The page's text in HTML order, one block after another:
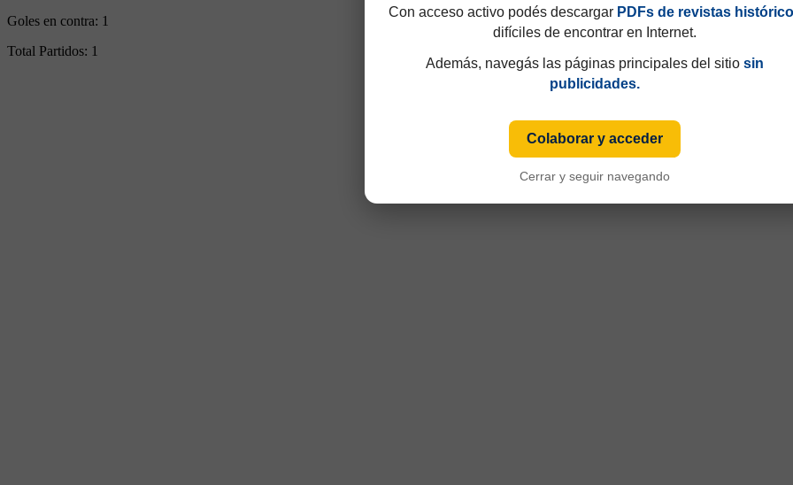
Goles en contra: 1
Total Partidos: 1
Con acceso activo podés descargar PDFs de revistas
difíciles de encontrar en Internet.
Además, navegás las páginas principales del sitio sin
publicidades.
Colaborar y acceder
Cerrar y seguir navegando